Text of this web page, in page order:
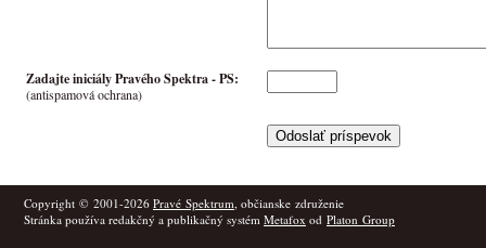
Zadajte iniciály Pravého Spektra -PS:
(antispamová ochrana)
Copyright © 2001-2026 Pravé Spektrum, občianske združenie
Stránka používa redakčný a publikačný systém Metafox od Platon Group